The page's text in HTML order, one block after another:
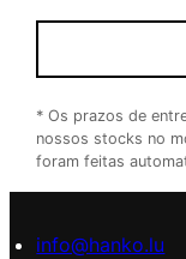
* Os prazos de
nossos stocks no
foram feitas
info@hanko.lu